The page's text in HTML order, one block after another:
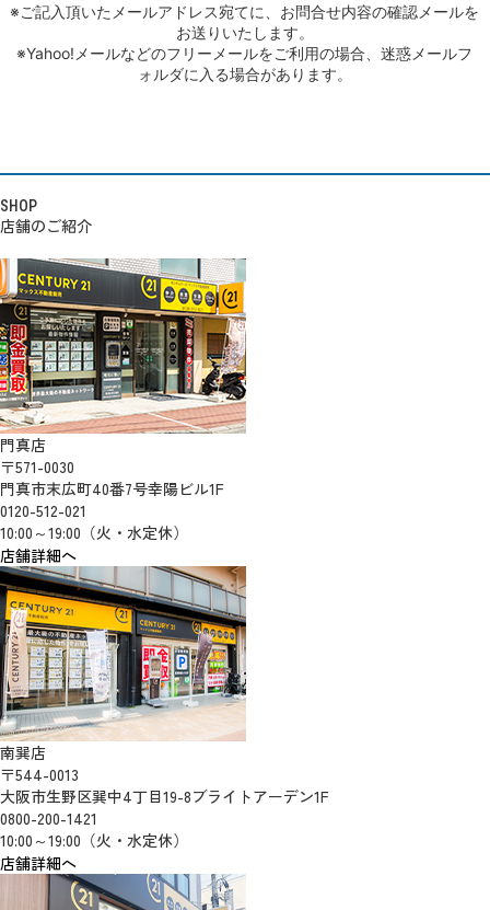
※ご記入頂いたメールアドレス宛てに、お問合せ内容の確認メールを
お送りいたします。
※Yahoo!メールなどのフリーメールをご利用の場合、迷惑メールフ
ォルダに入る場合があります。
SHOP
店舗のご紹介
門真店
〒571-0030
門真市末広町40番7号幸陽ビル1F
0120-512-021
10:00～19:00（火・水定休）
店舗詳細へ
南巽店
〒544-0013
大阪市生野区巽中4丁目19-8ブライトアーデン1F
0800-200-1421
10:00～19:00（火・水定休）
店舗詳細へ